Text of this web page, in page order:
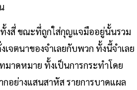
งสี่ ขณะที่ถูกใส่กุญแจมืออยู่นั้นรวม
ตนาของจำเลยกับพวก ทั้งนี้จำเลย
าดหมาย ทั้งเป็นการกระทำโดย
อย่างแสนสาหัส รายการบาดแผล